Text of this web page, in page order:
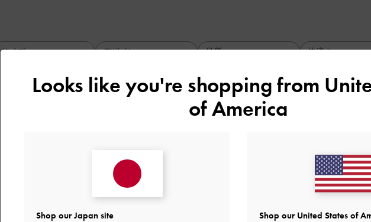
サイズ デザイン 品質 快適さ
デザインも使いやすさも最高です！
デザインがとてもおしゃれで、日常使いにぴったりです。サイズ感もちょうどよ
持ちやすいです。とても満足しています！
とても良かった とても
Looks like you're shopping from
of America
Shop our Japan site
Shop our United States of